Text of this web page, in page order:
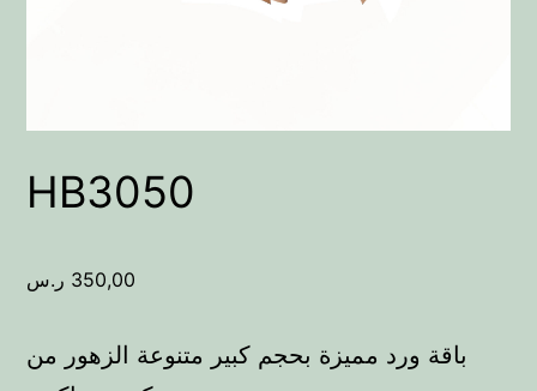
HB3050
350,00 ر.س
باقة ورد مميزة بحجم كبير متنوعة الزهور من